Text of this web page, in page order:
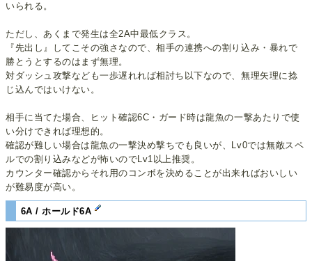
いられる。
ただし、あくまで発生は全2A中最低クラス。
『先出し』してこその強さなので、相手の連携への割り込み・暴れで
勝とうとするのはまず無理。
対ダッシュ攻撃なども一歩遅れれば相討ち以下なので、無理矢理に捻
じ込んではいけない。
相手に当てた場合、ヒット確認6C・ガード時は龍魚の一撃あたりで使
い分けできれば理想的。
確認が難しい場合は龍魚の一撃決め撃ちでも良いが、Lv0では無敵スペ
ルでの割り込みなどが怖いのでLv1以上推奨。
カウンター確認からそれ用のコンボを決めることが出来ればおいしい
が難易度が高い。
6A / ホールド6A